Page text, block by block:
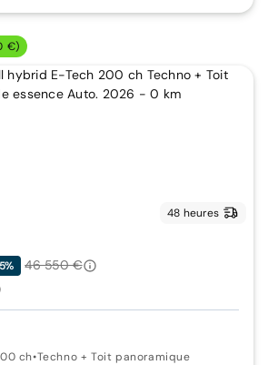
€)
48 heures
ch•Techno + Toit panoramique
46 550 €